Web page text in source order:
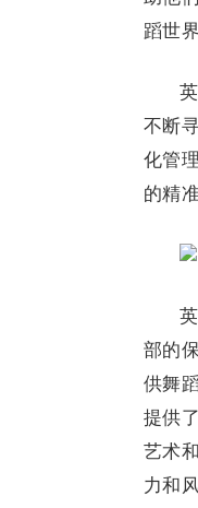
蹈世
不断
化管
的精
部的
供舞
提供
艺术
力和